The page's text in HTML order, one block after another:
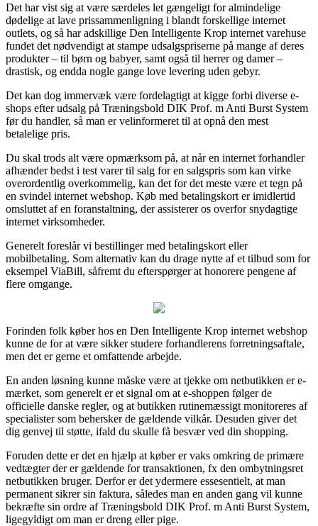
Det har vist sig at være særdeles let gængeligt for almindelige
dødelige at lave prissammenligning i blandt forskellige internet
outlets, og så har adskillige Den Intelligente Krop internet varehuse
fundet det nødvendigt at stampe udsalgspriserne på mange af deres
produkter – til børn og babyer, samt også til herrer og damer –
drastisk, og endda nogle gange love levering uden gebyr.
Det kan dog immervæk være fordelagtigt at kigge forbi diverse e-
shops efter udsalg på Træningsbold DIK Prof. m Anti Burst System
før du handler, så man er velinformeret til at opnå den mest
betalelige pris.
Du skal trods alt være opmærksom på, at når en internet forhandler
afhænder bedst i test varer til salg for en salgspris som kan virke
overordentlig overkommelig, kan det for det meste være et tegn på
en svindel internet webshop. Køb med betalingskort er imidlertid
omsluttet af en foranstaltning, der assisterer os overfor snydagtige
internet virksomheder.
Generelt foreslår vi bestillinger med betalingskort eller
mobilbetaling. Som alternativ kan du drage nytte af et tilbud som for
eksempel ViaBill, såfremt du efterspørger at honorere pengene af
flere omgange.
Forinden folk køber hos en Den Intelligente Krop internet webshop
kunne de for at være sikker studere forhandlerens forretningsaftale,
men det er gerne et omfattende arbejde.
En anden løsning kunne måske være at tjekke om netbutikken er e-
mærket, som generelt er et signal om at e-shoppen følger de
officielle danske regler, og at butikken rutinemæssigt monitoreres af
specialister som behersker de gældende vilkår. Desuden giver det
dig genvej til støtte, ifald du skulle få besvær ved din shopping.
Foruden dette er det en hjælp at køber er vaks omkring de primære
vedtægter der er gældende for transaktionen, fx den ombytningsret
netbutikken bruger. Derfor er det ydermere essesentielt, at man
permanent sikrer sin faktura, således man en anden gang vil kunne
bekræfte sin ordre af Træningsbold DIK Prof. m Anti Burst System,
ligegyldigt om man er dreng eller pige.